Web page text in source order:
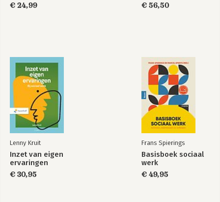
Dat doe je toch niet
alleen?!
Blended learning
design
Bekijk alle boeken
€ 24,99
€ 56,50
Lenny Kruit
Inzet van eigen
ervaringen
€ 30,95
Frans Spierings
Basisboek sociaal
werk
€ 49,95